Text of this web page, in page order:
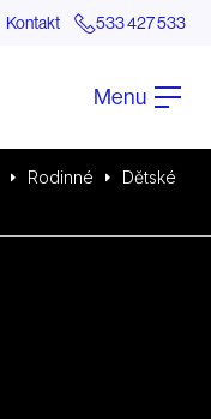
Kontakt 533 427 533
Menu
Rodinné
Dětské